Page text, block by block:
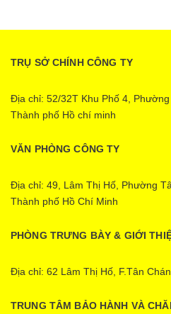
TRỤ SỞ CHÍNH CÔNG TY
Địa chỉ: 52/32T Khu Phố 4,
Thành phố Hồ chí minh
VĂN PHÒNG CÔNG TY
Địa chỉ: 49, Lâm Thị Hố, Phường
Thành phố Hồ Chí Minh
PHÒNG TRƯNG BÀY & GIỚI
Địa chỉ: 62 Lâm Thị Hố, F.Tân
TRUNG TÂM BẢO HÀNH VÀ